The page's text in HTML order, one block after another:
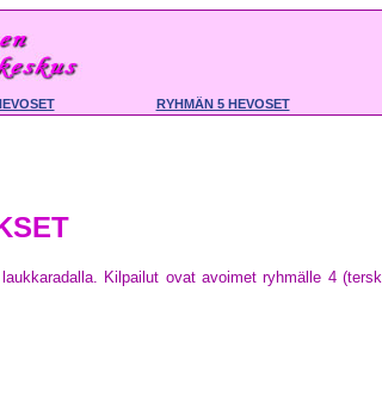
RYHMÄN 5 HEVOSET
Kilpailut ovat avoimet ryhmälle 4 (tersk,